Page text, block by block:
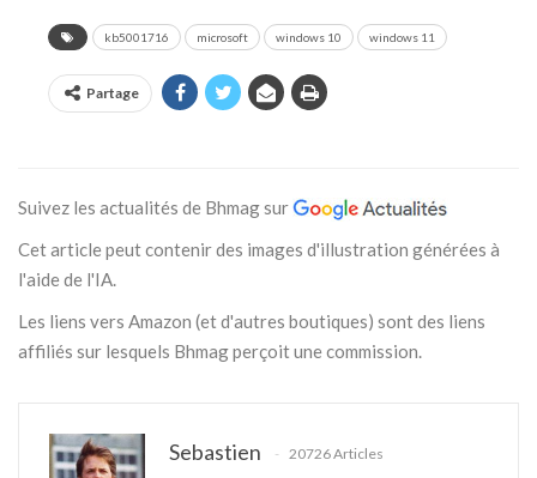
kb5001716 microsoft windows 10 windows 11
Partage
Suivez les actualités de Bhmag sur
Cet article peut contenir des images d'illustration générées à
l'aide de l'IA.
Les liens vers Amazon (et d'autres boutiques) sont des liens
affiliés sur lesquels Bhmag perçoit une commission.
Sebastien 20726 Articles